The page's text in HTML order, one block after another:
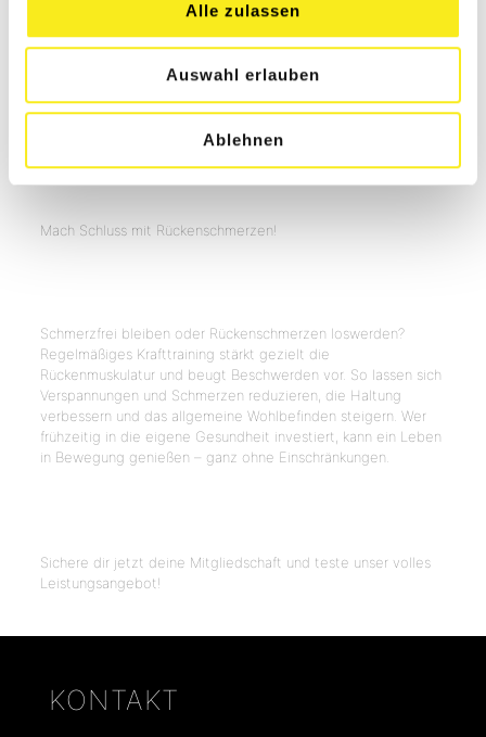
Alle zulassen
Auswahl erlauben
Ablehnen
die volle Unterstützung von unserem qualifizierten
Trainerteam. In persönlichen 1:1-Sessions zeigen wir dir, wie du
Gemeinsam erstellen wir einen Plan, der perfekt zu dir passt,
und zeigen dir direkt vor Ort, wie du die Übungen richtig
steht bei uns im Mittelpunkt – alles wird auf deine Wünsche
und Bedürfnisse abgestimmt.
Mach Schluss mit Rückenschmerzen!
Schmerzfrei bleiben oder Rückenschmerzen loswerden?
Regelmäßiges Krafttraining stärkt gezielt die
Rückenmuskulatur und beugt Beschwerden vor. So lassen sich
Verspannungen und Schmerzen reduzieren, die Haltung
verbessern und das allgemeine Wohlbefinden steigern. Wer
frühzeitig in die eigene Gesundheit investiert, kann ein Leben
in Bewegung genießen – ganz ohne Einschränkungen.
Sichere dir jetzt deine Mitgliedschaft und teste unser volles
Leistungsangebot!
KONTAKT